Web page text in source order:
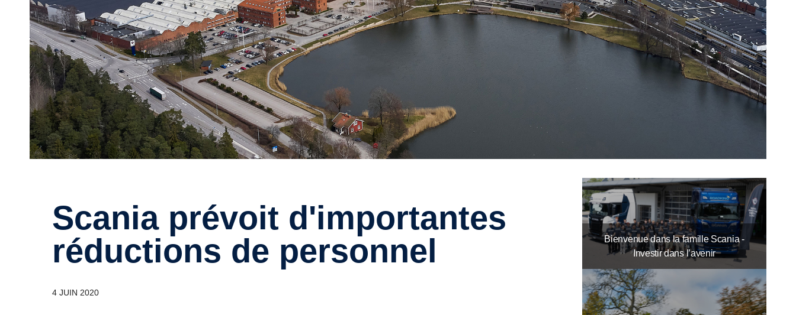
Scania prévoit d'importantes
réductions de personnel
4 JUIN 2020
Bienvenue dans la famille Scania -
Investir dans l’avenir